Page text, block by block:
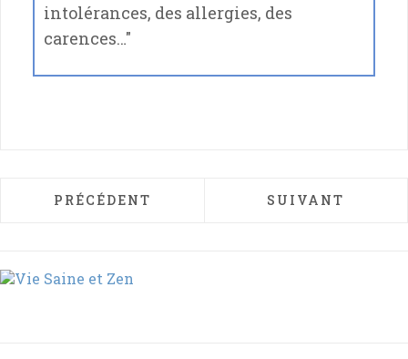
intolérances, des allergies, des
carences…"
ARTICLE PRÉCÉDENT : COMPRENDRE
PRÉCÉDENT ARTICLE
SUIVANT